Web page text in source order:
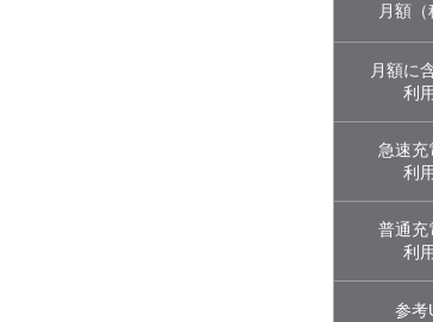
月額（
月額に
利
急速充
利
普通充
利
参考